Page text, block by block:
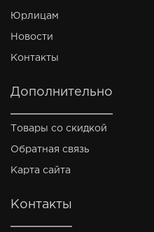
Юрлицам
Новости
Контакты
Дополнительно
Товары со скидкой
Обратная связь
Карта сайта
Контакты